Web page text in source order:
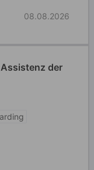
08.08.2026
der